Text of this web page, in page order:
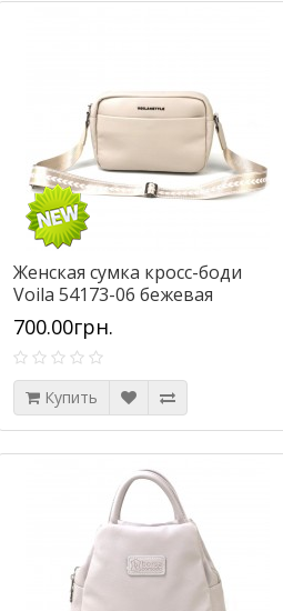
Женская сумка кросс-боди
Voila 54173-06 бежевая
700.00грн.
Купить